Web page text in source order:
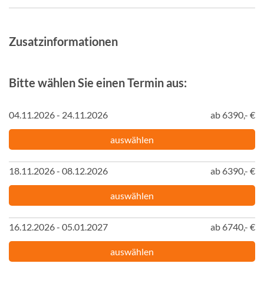
Zusatzinformationen
Bitte wählen Sie einen Termin aus:
04.11.2026 - 24.11.2026 ab 6390,- €
auswählen
18.11.2026 - 08.12.2026 ab 6390,- €
auswählen
16.12.2026 - 05.01.2027 ab 6740,- €
auswählen